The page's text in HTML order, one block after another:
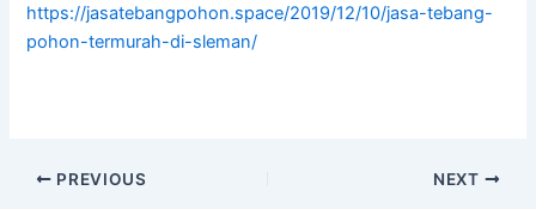
https://jasatebangpohon.space/2019/12/10/jasa-tebang-
pohon-termurah-di-sleman/
PREVIOUS NEXT